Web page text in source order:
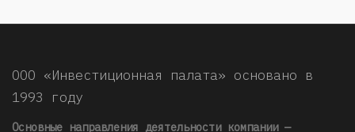
ООО «Инвестиционная палата» основано в
1993 году
Основные направления деятельности компании —